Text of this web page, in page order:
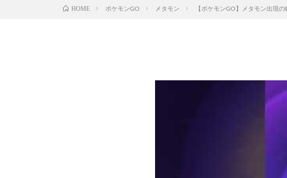
HOME ポケモンGO メタモン 【ポケモンGO】メタモン出現の